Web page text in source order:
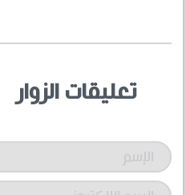
تعليقات الزوار